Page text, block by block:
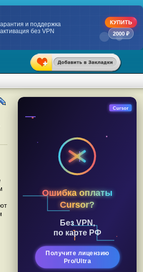
ключи
чек по 54-ФЗ
КУПИТЬ
2000 ₽
Ошибка оплаты
Cursor?
Без VPN,
по карте РФ
Получите лицензию
Pro/Ultra
Cursor